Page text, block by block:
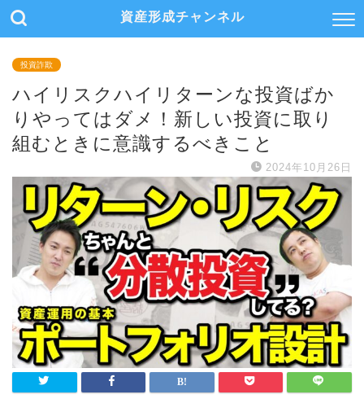
資産形成チャンネル
投資詐欺
ハイリスクハイリターンな投資ばか
りやってはダメ！新しい投資に取り
組むときに意識するべきこと
2024年10月26日